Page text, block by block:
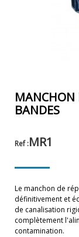
MANCHON
BANDES
Ref :MR1
Le manchon de
définitivement et
de canalisation
complètement
contamination.